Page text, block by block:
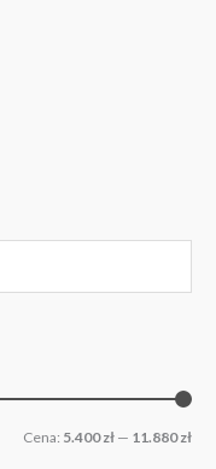
Cena: 5.400 zł — 11.880 zł